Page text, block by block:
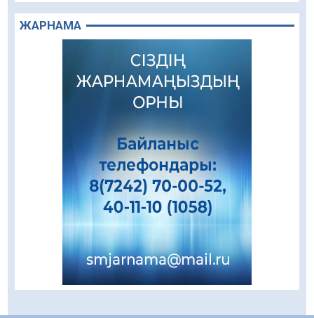
05.08.2026 71 0
«Ұлттық нақыш – заманауи панно» атты
шеберлік сағаты өтті
05.08.2026
Цифрландыру саласын дамыту аясында
салынатын жаңа орталықтың жобасы
Құқықтық статистика және арнайы есепке
алу жөніндегі комитеттің Қызылорда
облысы бойынша департаментінің басшысы
тағайындалды
04.08.2026
Қазақстандықтардың 72,3%-ы жаңа
Құрылтай үшін дауыс беруге дайын
04.08.2026 65 0
ЖАРНАМА